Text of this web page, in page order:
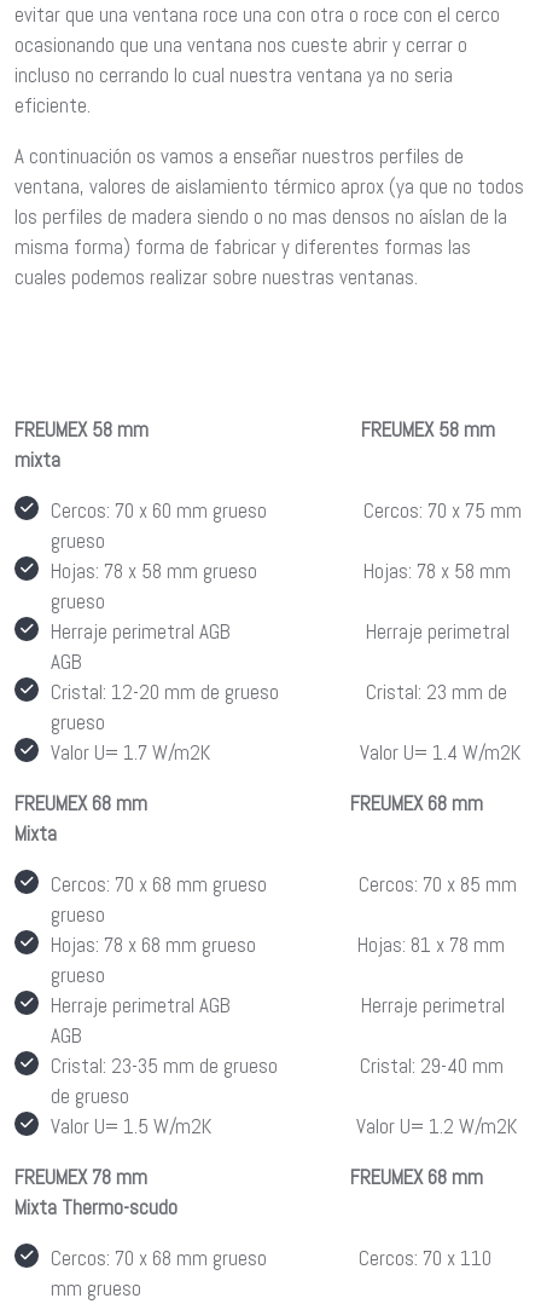
evitar que una ventana roce una con otra o roce con el cerco
ocasionando que una ventana nos cueste abrir y cerrar o
incluso no cerrando lo cual nuestra ventana ya no seria
eficiente.
A continuación os vamos a enseñar nuestros perfiles de
ventana, valores de aislamiento térmico aprox (ya que no todos
los perfiles de madera siendo o no mas densos no aíslan de la
misma forma) forma de fabricar y diferentes formas las
cuales podemos realizar sobre nuestras ventanas.
FREUMEX 58 mm FREUMEX 58 mm
mixta
Cercos: 70 x 60 mm grueso Cercos: 70 x 75 mm
grueso
Hojas: 78 x 58 mm grueso Hojas: 78 x 58 mm
grueso
Herraje perimetral AGB Herraje perimetral
AGB
Cristal: 12-20 mm de grueso Cristal: 23 mm de
grueso
Valor U= 1.7 W/m2K Valor U= 1.4 W/m2K
FREUMEX 68 mm FREUMEX 68 mm
Mixta
Cercos: 70 x 68 mm grueso Cercos: 70 x 85 mm
grueso
Hojas: 78 x 68 mm grueso Hojas: 81 x 78 mm
grueso
Herraje perimetral AGB Herraje perimetral
AGB
Cristal: 23-35 mm de grueso Cristal: 29-40 mm
de grueso
Valor U= 1.5 W/m2K Valor U= 1.2 W/m2K
FREUMEX 78 mm FREUMEX 68 mm
Mixta Thermo-scudo
Cercos: 70 x 68 mm grueso Cercos: 70 x 110
mm grueso